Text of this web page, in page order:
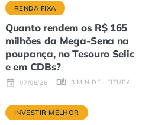
RENDA FIXA
Quanto rendem os R$ 165
milhões da Mega-Sena na
poupança, no Tesouro Selic
e em CDBs?
07/08/26 3 MIN DE LEITURA
INVESTIR MELHOR